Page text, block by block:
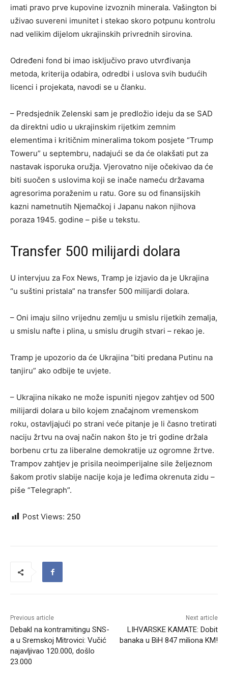
imati pravo prve kupovine izvoznih minerala. Vašington bi
uživao suvereni imunitet i stekao skoro potpunu kontrolu
nad velikim dijelom ukrajinskih privrednih sirovina.
Određeni fond bi imao isključivo pravo utvrđivanja
metoda, kriterija odabira, odredbi i uslova svih budućih
licenci i projekata, navodi se u članku.
– Predsjednik Zelenski sam je predložio ideju da se SAD
da direktni udio u ukrajinskim rijetkim zemnim
elementima i kritičnim mineralima tokom posjete “Trump
Toweru” u septembru, nadajući se da će olakšati put za
nastavak isporuka oružja. Vjerovatno nije očekivao da će
biti suočen s uslovima koji se inače nameću državama
agresorima poraženim u ratu. Gore su od finansijskih
kazni nametnutih Njemačkoj i Japanu nakon njihova
poraza 1945. godine – piše u tekstu.
Transfer 500 milijardi dolara
U intervjuu za Fox News, Tramp je izjavio da je Ukrajina
“u suštini pristala” na transfer 500 milijardi dolara.
– Oni imaju silno vrijednu zemlju u smislu rijetkih zemalja,
u smislu nafte i plina, u smislu drugih stvari – rekao je.
Tramp je upozorio da će Ukrajina “biti predana Putinu na
tanjiru” ako odbije te uvjete.
– Ukrajina nikako ne može ispuniti njegov zahtjev od 500
milijardi dolara u bilo kojem značajnom vremenskom
roku, ostavljajući po strani veće pitanje je li časno tretirati
naciju žrtvu na ovaj način nakon što je tri godine držala
borbenu crtu za liberalne demokratije uz ogromne žrtve.
Trampov zahtjev je prisila neoimperijalne sile željeznom
šakom protiv slabije nacije koja je leđima okrenuta zidu –
piše “Telegraph”.
Post Views: 250
Previous article
Debakl na kontramitingu SNS-
a u Sremskoj Mitrovici: Vučić
najavljivao 120.000, došlo
23.000
Next article
LIHVARSKE KAMATE: Dobit
banaka u BiH 847 miliona KM!